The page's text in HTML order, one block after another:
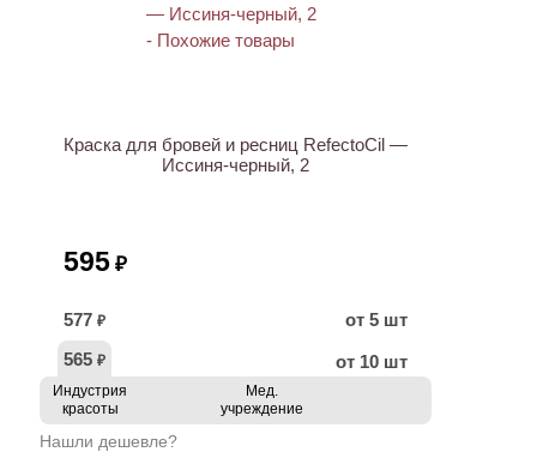
Краска для бровей и ресниц RefectoCil —
Иссиня-черный, 2
595 ₽
577 ₽
от 5 шт
565 ₽ от 10 шт
Индустрия
красоты
Мед.
учреждение
Нашли дешевле?